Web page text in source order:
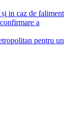
in caz de faliment
a
pentru un